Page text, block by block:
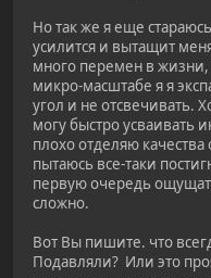
Но так же я еще
усилится и вытащит
много перемен в
микро-масштабе я я
угол и не отсвечивать.
могу быстро
плохо отделяю качества
пытаюсь все-таки
первую очередь
сложно.
Вот Вы пишите. что
Подавляли? Или это